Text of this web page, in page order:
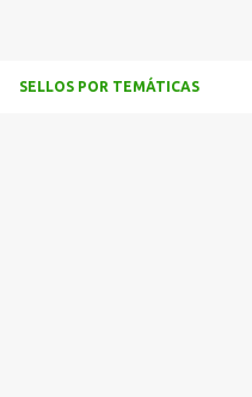
SELLOS POR TEMÁTICAS